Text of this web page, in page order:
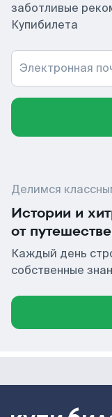
заботливые
Купибилета
Электронная
Делимся
Истории и
от
Каждый день
собственные